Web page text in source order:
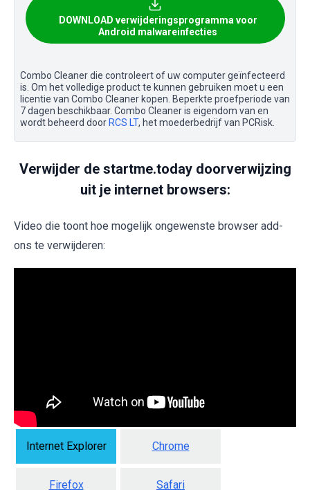
DOWNLOAD verwijderingsprogramma voor
Android malwareinfecties
Combo Cleaner die controleert of uw computer geïnfecteerd
is. Om het volledige product te kunnen gebruiken moet u een
licentie van Combo Cleaner kopen. Beperkte proefperiode van
7 dagen beschikbaar. Combo Cleaner is eigendom van en
wordt beheerd door RCS LT, het moederbedrijf van PCRisk.
Verwijder de startme.today doorverwijzing
uit je internet browsers:
Video die toont hoe mogelijk ongewenste browser add-
ons te verwijderen:
Internet Explorer Chrome
Firefox Safari